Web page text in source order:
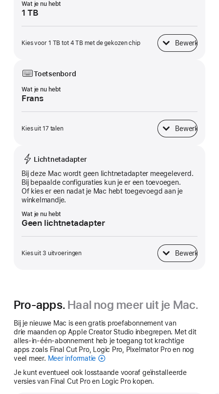
Wat je nu hebt
1 TB
Kies voor 1 TB tot 4 TB met de gekozen chip Bewerk
SSD-opslag
Toetsenbord
Wat je nu hebt
Frans
Kies uit 17 talen Bewerk
Toetsenbord
Lichtnetadapter
Bij deze Mac wordt geen lichtnet­adapter meegeleverd.
Bij bepaalde configuraties kun je er een toevoegen.
Of kies er een nadat je Mac hebt toegevoegd aan je
winkelmandje.
Wat je nu hebt
Geen lichtnetadapter
Kies uit 3 uitvoeringen Bewerk
Lichtnetadapter
Pro-apps. Haal nog meer uit je Mac.
Bij je nieuwe Mac is een gratis proefabonnement van
drie maanden op Apple Creator Studio inbegrepen. Met dit
alles-in-één-abonnement heb je toegang tot krachtige
apps zoals Final Cut Pro, Logic Pro, Pixelmator Pro en nog
veel meer. Meer informatie Apple
Studio
Je kunt eventueel ook losstaande vooraf geïnstalleerde
versies van Final Cut Pro en Logic Pro kopen.